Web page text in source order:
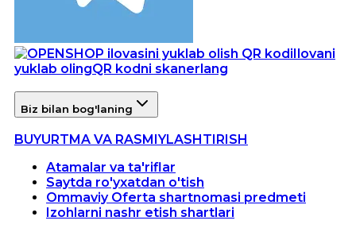
Ilovani
yuklab olingQR kodni skanerlang
Biz bilan bog'laning
BUYURTMA VA RASMIYLASHTIRISH
Atamalar va ta'riflar
Saytda ro'yxatdan o'tish
Ommaviy Oferta shartnomasi predmeti
Izohlarni nashr etish shartlari